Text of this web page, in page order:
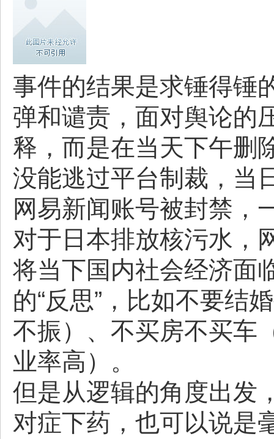
事件的结果是求锤得锤
弹和谴责，面对舆论的
释，而是在当天下午删
没能逃过平台制裁，当
网易新闻账号被封禁，
对于日本排放核污水，
将当下国内社会经济面
的“反思”，比如不要结
不振）、不买房不买车
业率高）。
但是从逻辑的角度出发
对症下药，也可以说是